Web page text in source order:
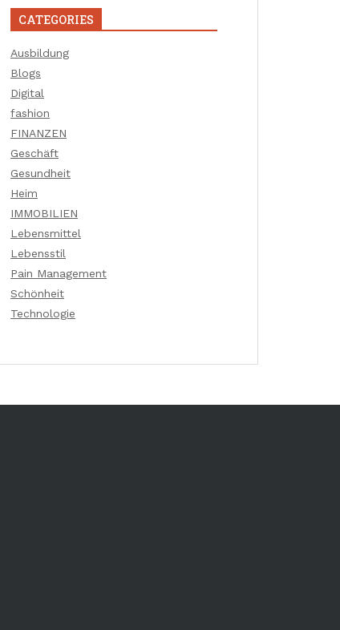
CATEGORIES
Ausbildung
Blogs
Digital
fashion
FINANZEN
Geschäft
Gesundheit
Heim
IMMOBILIEN
Lebensmittel
Lebensstil
Pain Management
Schönheit
Technologie